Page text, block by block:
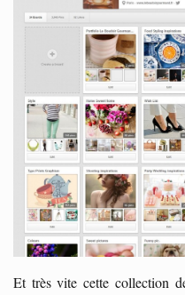
Et très vite cette collection